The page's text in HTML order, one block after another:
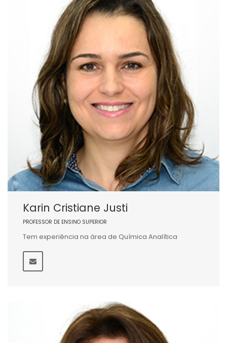
Karin Cristiane Justi
PROFESSOR DE ENSINO SUPERIOR
Tem experiência na área de Química Analítica